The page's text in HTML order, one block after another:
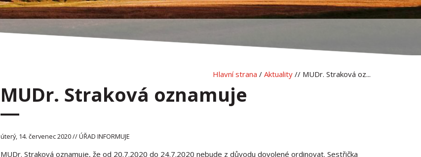
Hlavní strana / Aktuality // MUDr. Straková oz...
MUDr. Straková oznamuje
úterý, 14. červenec 2020 // ÚŘAD INFORMUJE
MUDr. Straková oznamuje, že od 20.7.2020 do 24.7.2020 nebude z důvodu dovolené ordinovat. Sestřička